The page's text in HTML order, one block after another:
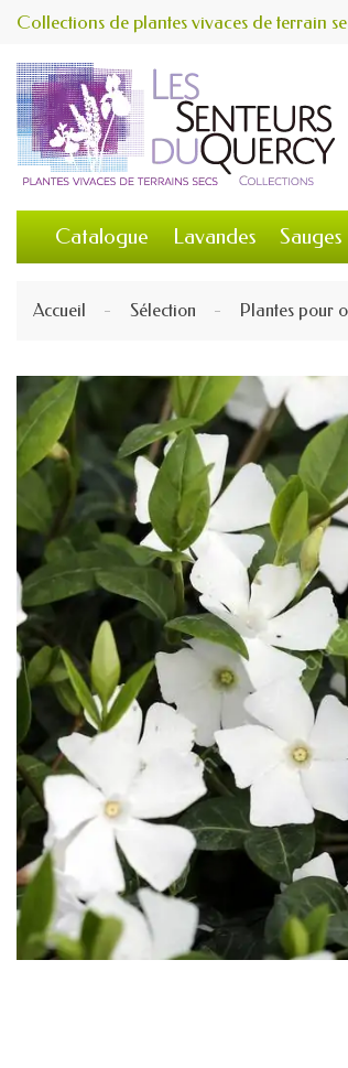
Collections de plantes vivaces de terrain
Catalogue Lavandes Sauges
Accueil Sélection Plantes pour